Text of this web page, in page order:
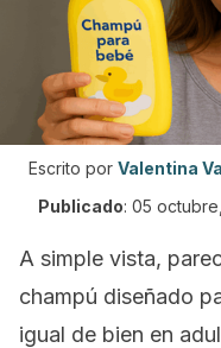
Escrito por Valentina
Publicado: 05
A simple vista,
champú diseñado
igual de bien en